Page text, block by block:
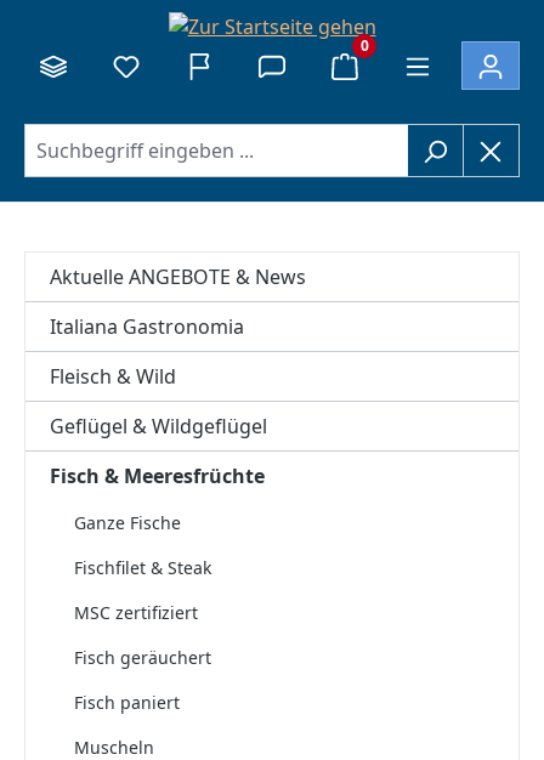
0
Aktuelle ANGEBOTE & News
Italiana Gastronomia
Fleisch & Wild
Geflügel & Wildgeflügel
Fisch & Meeresfrüchte
Ganze Fische
Fischfilet & Steak
MSC zertifiziert
Fisch geräuchert
Fisch paniert
Muscheln